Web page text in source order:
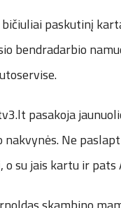
paskutinį
bendradarbio
pasakoja
Ne
su jais kartu ir pats